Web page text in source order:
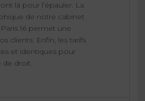
là pour l’épauler. La
de notre cabinet
16 permet une
clients. Enfin, les tarifs
et identiques pour
de droit.